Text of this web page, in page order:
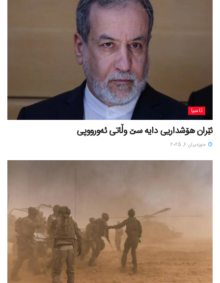
ئاسیا
ئێران هۆشداریی دایە سێ وڵاتی ئەورووپی
حوزه‌یران 6, 2025